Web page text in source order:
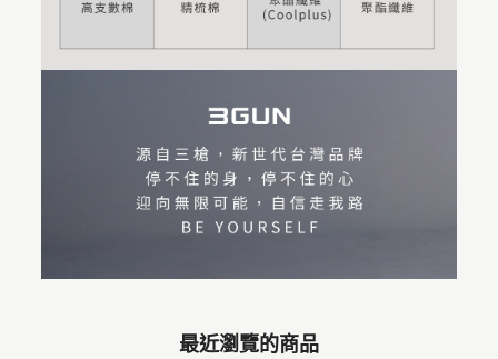
最近瀏覽的商品